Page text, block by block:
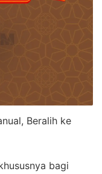
Beralih ke
bagi